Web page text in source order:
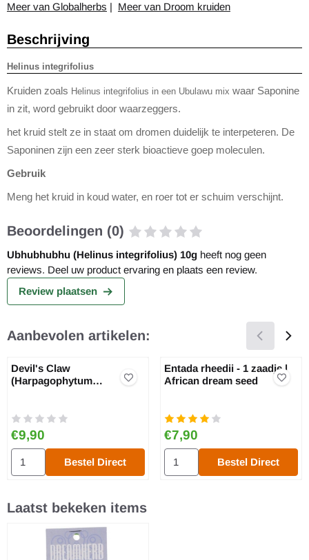
Meer van Globalherbs | Meer van Droom kruiden
Beschrijving
Helinus integrifolius
Kruiden zoals Helinus integrifolius in een Ubulawu mix waar Saponine
in zit, word gebruikt door waarzeggers.
het kruid stelt ze in staat om dromen duidelijk te interpeteren. De
Saponinen zijn een zeer sterk bioactieve goep moleculen.
Gebruik
Meng het kruid in koud water, en roer tot er schuim verschijnt.
Beoordelingen (0)
Ubhubhubhu (Helinus integrifolius) 10g heeft nog geen
reviews. Deel uw product ervaring en plaats een review.
Review plaatsen
Aanbevolen artikelen:
Devil's Claw
(Harpagophytum
Prijs: 9,90
€9,90
Aantal kiezen voor Devil's Claw (Harpagophytum Procumbens) 5g
Bestel Direct
Entada rheedii - 1 zaadje |
African dream seed
Prijs: 7,90
€7,90
Aantal kiezen voor Entada
Bestel Direct
Laatst bekeken items